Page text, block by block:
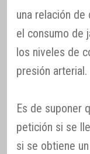
una relación
el consumo de
los niveles de
presión arterial.
Es de suponer
petición si se
si se obtiene